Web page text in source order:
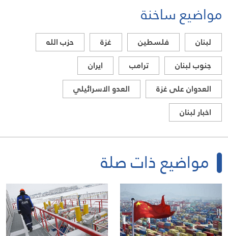
مواضيع ساخنة
لبنان فلسطين غزة
حزب الله
جنوب لبنان
ترامب
ايران
العدوان على غزة
العدو الاسرائيلي
اخبار لبنان
مواضيع ذات صلة